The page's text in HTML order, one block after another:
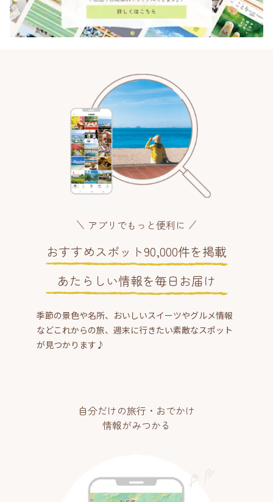
アプリでもっと便利に
おすすめスポット90,000件を掲載
あたらしい情報を毎日お届け
季節の景色や名所、おいしいスイーツやグルメ情報
などこれからの旅、週末に行きたい素敵なスポット
が見つかります♪
自分だけの旅行・おでかけ
情報がみつかる